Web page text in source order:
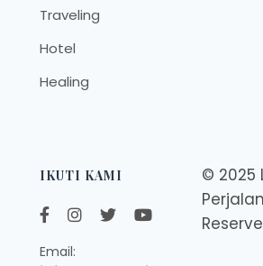
Traveling
Hotel
Healing
IKUTI KAMI
Email:
© 2025